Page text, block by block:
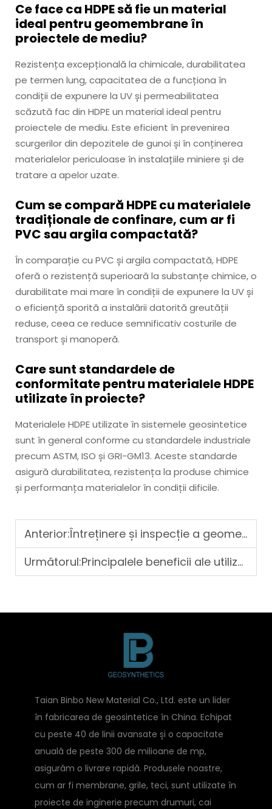
Ce face ca HDPE să fie un material
ideal pentru geomembrane în
proiectele de mediu?
Rezistența excepțională la chimicale, durabilitatea
pe termen lung, capacitatea de a funcționa în
condiții de expunere la UV și permeabilitatea
scăzută fac din HDPE un material ideal pentru
proiectele de mediu. Este eficient în prevenirea
scurgerilor din depozitele de gunoi și în conținerea
materialelor periculoase în instalațiile miniere și de
tratare a apelor uzate.
Cum se compară HDPE cu materialele
tradiționale de confinare, cum ar fi
PVC sau argila compactată?
În comparație cu PVC și argila compactată, HDPE
oferă o rezistență superioară la substanțe chimice, o
durabilitate mai mare în condiții de expunere la UV și
o eficiență sporită a instalării datorită greutății
reduse, ceea ce reduce semnificativ costurile de
transport și manoperă.
Care sunt standardele de
conformitate pentru materialele HDPE
utilizate în proiecte?
Materialele HDPE utilizate în sistemele geosintetice
sunt în general conforme cu standardele industriale
precum ASTM, ISO și GRI-GM13. Aceste standarde
asigură durabilitatea, rezistența la produse chimice
și performanța materialelor în condiții dificile.
Anterior:Întreținere și inspecție a geomembranei
Următorul:Principalele beneficii ale utilizării unei grile de alee
Taian Binbo New Material Co., Ltd. este un lider
în fabricarea de geosintetice în China. Echipat
cu peste 40 de linii avansate și o capacitate
anuală de peste 300 de milioane de mp,
asigurăm o livrare rapidă. Produsele noastre,
cum ar fi membrane, grile, teci, sunt utilizate în
proiecte de inginerie precum drumuri, cai